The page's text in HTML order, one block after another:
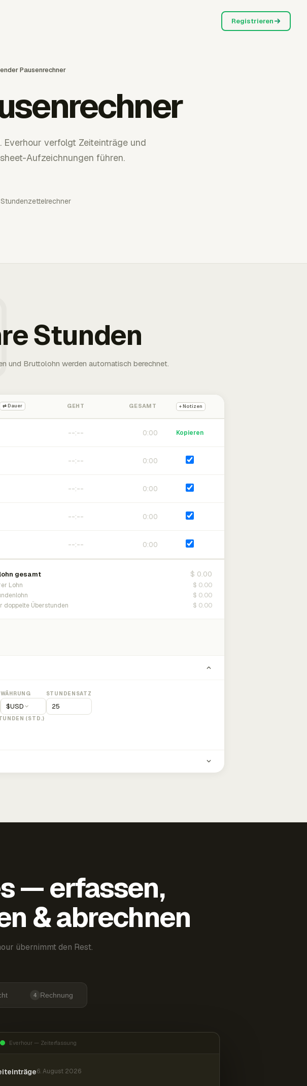
Registrieren
Pausenrechner
verfolgt Zeiteinträge und
Aufzeichnungen führen.
Stundenzettelrechner
Stunden
und Bruttolohn werden automatisch berechnet.
⇄ Dauer GEHT GESAMT + Notizen
0:00 Kopieren
0:00
0:00
0:00
0:00
gesamt $ 0.00
Lohn $ 0.00
$ 0.00
doppelte Überstunden $ 0.00
WÄHRUNG
$USD
STUNDENSATZ
(STD.)
— erfassen,
& abrechnen
übernimmt den Rest.
4 Rechnung
Everhour — Zeiterfassung
6. August 2026